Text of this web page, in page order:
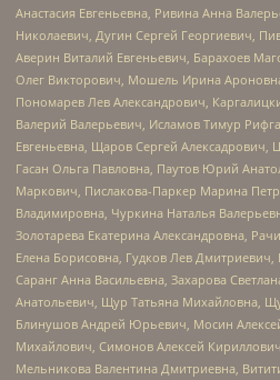
Анастасия Евгеньевна, Ривина Анна
Николаевич, Дугин Сергей Георгиевич,
Аверин Виталий Евгеньевич, Барахоев
Олег Викторович, Мошель Ирина
Пономарев Лев Александрович,
Валерий Валерьевич, Исламов Тимур
Евгеньевна, Щаров Сергей Алексадрович,
Гасан Ольга Павловна, Паутов Юрий
Маркович, Пислакова-Паркер Марина
Владимировна, Чуркина Наталья
Золотарева Екатерина Александровна,
Елена Борисовна, Гудков Лев
Саранг Анна Васильевна, Захарова
Анатольевич, Щур Татьяна Михайловна,
Блинушов Андрей Юрьевич, Мосин
Михайлович, Симонов Алексей
Мельникова Валентина Дмитриевна,